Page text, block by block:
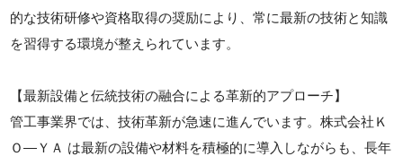
的な技術研修や資格取得の奨励により、常に最新の技術と知識
を習得する環境が整えられています。
【最新設備と伝統技術の融合による革新的アプローチ】
管工事業界では、技術革新が急速に進んでいます。株式会社Ｋ
Ｏ―ＹＡ は最新の設備や材料を積極的に導入しながらも、長年